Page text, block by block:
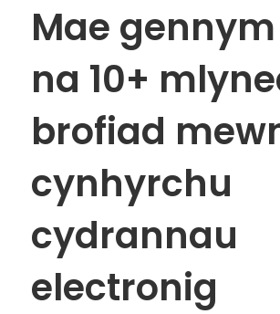
Mae
na 10+
brofiad
cynhyrchu
cydrannau
electronig